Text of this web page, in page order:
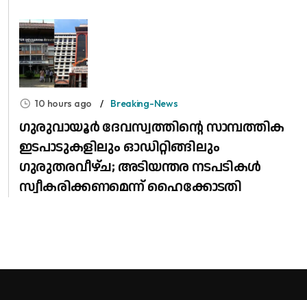
10 hours ago Breaking-News
ഗുരുവായൂർ ദേവസ്വത്തിന്റെ സാമ്പത്തിക
ഇടപാടുകളിലും ഓഡിറ്റിങ്ങിലും ​
ഗുരുതരവീഴ്ച; അടിയന്തര നടപടികൾ
സ്വീകരിക്കണമെന്ന് ഹൈക്കോടതി